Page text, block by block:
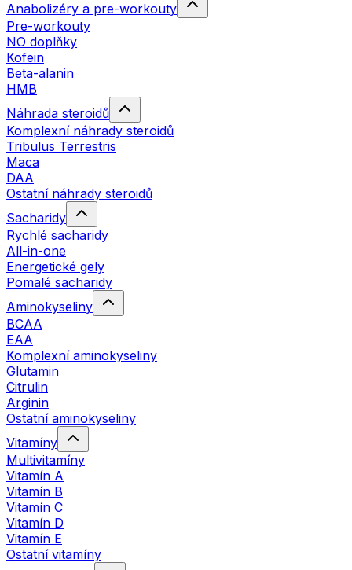
Anabolizéry a pre-workouty
Pre-workouty
NO doplňky
Kofein
Beta-alanin
HMB
Náhrada steroidů
Komplexní náhrady steroidů
Tribulus Terrestris
Maca
DAA
Ostatní náhrady steroidů
Sacharidy
Rychlé sacharidy
All-in-one
Energetické gely
Pomalé sacharidy
Aminokyseliny
BCAA
EAA
Komplexní aminokyseliny
Glutamin
Citrulin
Arginin
Ostatní aminokyseliny
Vitamíny
Multivitamíny
Vitamín A
Vitamín B
Vitamín C
Vitamín D
Vitamín E
Ostatní vitamíny